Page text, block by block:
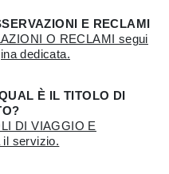
E RECLAMI
O RECLAMI segui
dedicata.
È IL TITOLO DI
DI VIAGGIO E
servizio.